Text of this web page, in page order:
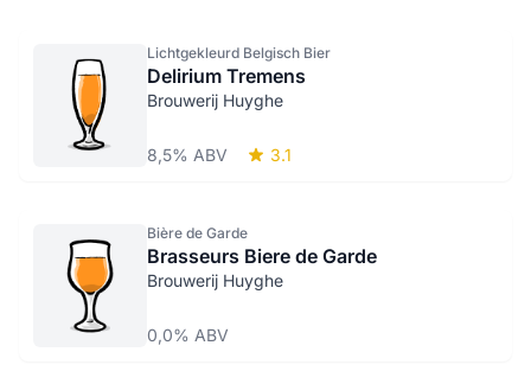
Lichtgekleurd Belgisch Bier
Delirium Tremens
Brouwerij Huyghe
8,5% ABV 3.1
Bière de Garde
Brasseurs Biere de Garde
Brouwerij Huyghe
0,0% ABV